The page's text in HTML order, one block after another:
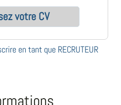
votre CV
en tant que RECRUTEUR